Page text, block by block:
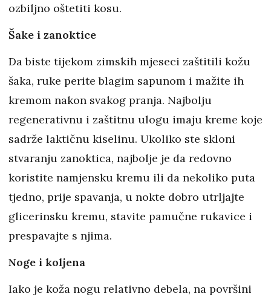
ozbiljno oštetiti kosu.
Šake i zanoktice
Da biste tijekom zimskih mjeseci zaštitili kožu
šaka, ruke perite blagim sapunom i mažite ih
kremom nakon svakog pranja. Najbolju
regenerativnu i zaštitnu ulogu imaju kreme koje
sadrže laktičnu kiselinu. Ukoliko ste skloni
stvaranju zanoktica, najbolje je da redovno
koristite namjensku kremu ili da nekoliko puta
tjedno, prije spavanja, u nokte dobro utrljajte
glicerinsku kremu, stavite pamučne rukavice i
prespavajte s njima.
Noge i koljena
Iako je koža nogu relativno debela, na površini